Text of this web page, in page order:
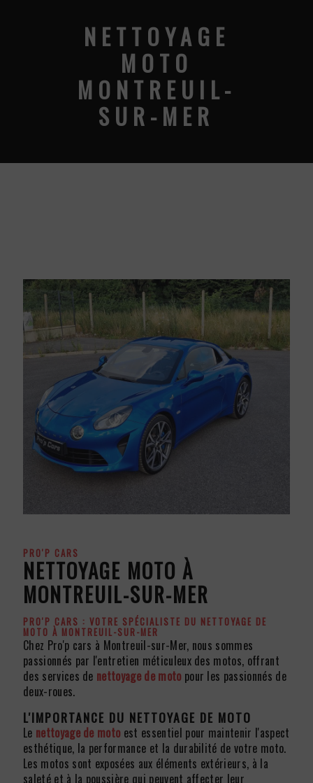
NETTOYAGE
MOTO
MONTREUIL-
SUR-MER
PRO'P CARS
NETTOYAGE MOTO À
MONTREUIL-SUR-MER
PRO'P CARS : VOTRE SPÉCIALISTE DU NETTOYAGE DE
MOTO À MONTREUIL-SUR-MER
Chez Pro'p cars à Montreuil-sur-Mer, nous sommes
passionnés par l'entretien méticuleux des motos, offrant
des services de nettoyage de moto pour les passionnés de
deux-roues.
L'IMPORTANCE DU NETTOYAGE DE MOTO
Le nettoyage de moto est essentiel pour maintenir l'aspect
esthétique, la performance et la durabilité de votre moto.
Les motos sont exposées aux éléments extérieurs, à la
saleté et à la poussière qui peuvent affecter leur